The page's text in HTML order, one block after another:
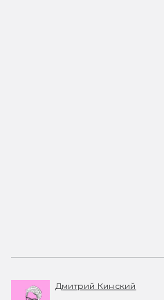
Дмитрий Кинский